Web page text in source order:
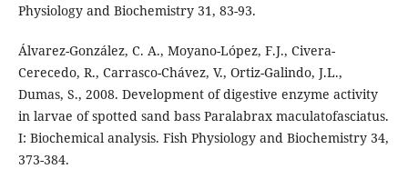
Physiology and Biochemistry 31, 83-93.
Álvarez-González, C. A., Moyano-López, F.J., Civera-
Cerecedo, R., Carrasco-Chávez, V., Ortiz-Galindo, J.L.,
Dumas, S., 2008. Development of digestive enzyme activity
in larvae of spotted sand bass Paralabrax maculatofasciatus.
I: Biochemical analysis. Fish Physiology and Biochemistry 34,
373-384.